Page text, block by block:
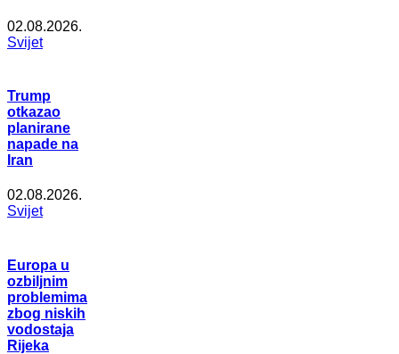
02.08.2026.
Svijet
Trump
otkazao
planirane
napade na
Iran
02.08.2026.
Svijet
Europa u
ozbiljnim
problemima
zbog niskih
vodostaja
Rijeka